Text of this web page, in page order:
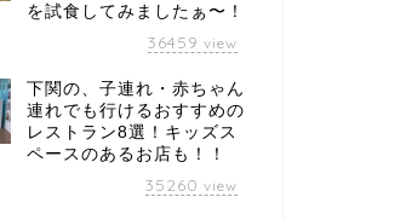
を試食してみましたぁ〜！
36459 view
下関の、子連れ・赤ちゃん
連れでも行けるおすすめの
レストラン8選！キッズス
ペースのあるお店も！！
35260 view